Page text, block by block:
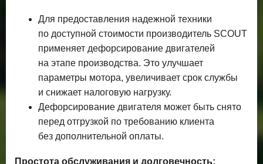
Для предоставления надежной техники
по доступной стоимости производитель SCOUT
применяет дефорсирование двигателей
на этапе производства. Это улучшает
параметры мотора, увеличивает срок службы
и снижает налоговую нагрузку.
Дефорсирование двигателя может быть снято
перед отгрузкой по требованию клиента
без дополнительной оплаты.
Простота обслуживания и долговечность: